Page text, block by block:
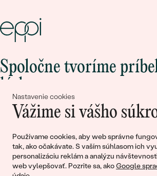
Nastavenie cookies
Vážime si vášho
Používame cookies, aby web správne
tak, ako očakávate. S vaším súhlasom ich
personalizáciu reklám a analýzu
web vylepšovať. Pozrite sa, akoGoogle
Spoločne tvoríme
Pripojte sa k nám!